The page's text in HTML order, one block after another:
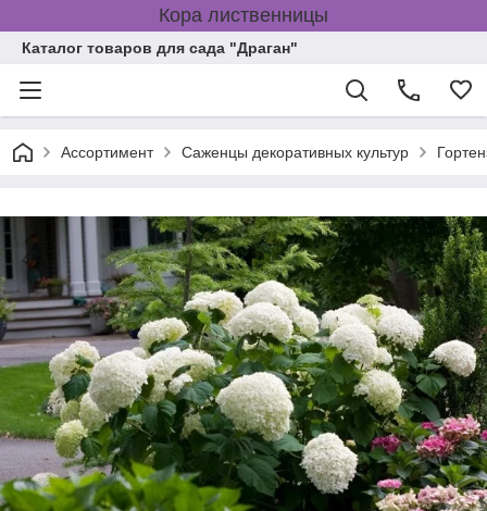
Кора лиственницы
Каталог товаров для сада "Драган"
Ассортимент Саженцы декоративных культур